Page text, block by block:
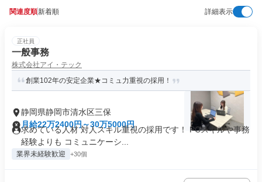
関連度順新着順 詳細表示
正社員
一般事務
株式会社アイ・テック
創業102年の安定企業★コミュ力重視の採用！
静岡県静岡市清水区三保
月給22万2400円～30万5000円
求めている人材 対人スキル重視の採用です！ PCスキルや事務
経験よりも コミュニケーシ...
業界未経験歓迎 +30個